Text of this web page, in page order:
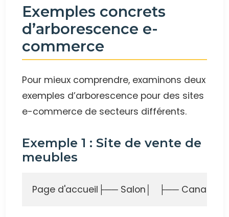
Exemples concrets
d’arborescence e-
commerce
Pour mieux comprendre, examinons deux
exemples d’arborescence pour des sites
e-commerce de secteurs différents.
Exemple 1 : Site de vente de
meubles
Page d'accueil├── Salon│   ├──